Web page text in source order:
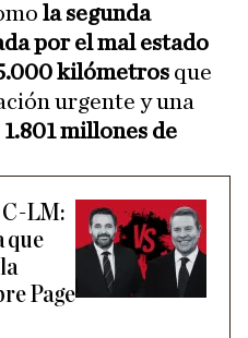
la segunda
por el mal estado
kilómetros que
urgente y una
1.801 millones de
LM:
que
Page